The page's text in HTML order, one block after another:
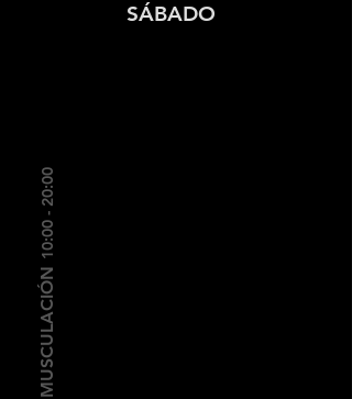
SÁBADO
MUSCULACIÓN
10:00 - 20:00